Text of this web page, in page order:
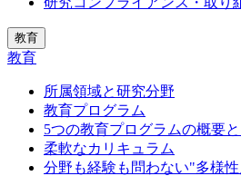
教育
教育
所属領域と研究分野
教育プログラム
5つの教育プログラムの概要
柔軟なカリキュラム
分野も経験も問わない"多様